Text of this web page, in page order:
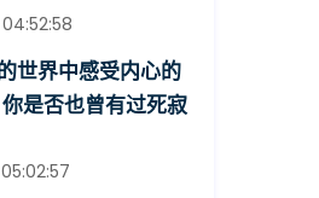
世界中感受内心的
是否也曾有过死寂